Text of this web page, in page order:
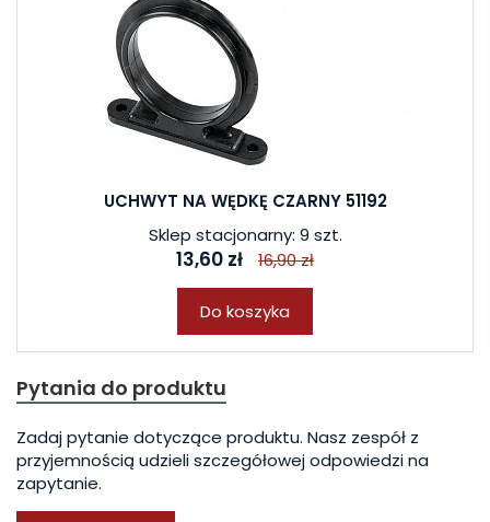
UCHWYT NA WĘDKĘ CZARNY 51192
Sklep stacjonarny: 9 szt.
13,60 zł 16,90 zł
Do koszyka
Pytania do produktu
Zadaj pytanie dotyczące produktu. Nasz zespół z
przyjemnością udzieli szczegółowej odpowiedzi na
zapytanie.